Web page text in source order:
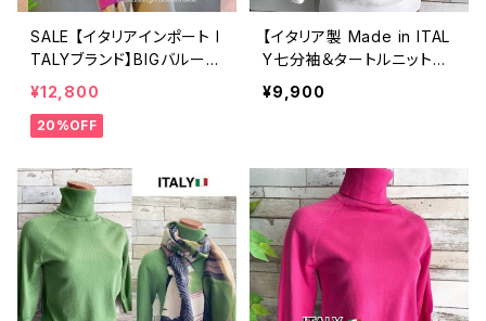
SALE 【イタリアインポート I
TALYブランド】BIGバルーン
長袖ニットセーター・トップ
ス/ピンク
¥12,800
20%OFF
【イタリア製 Made in ITAL
Y七分袖＆タートルニットセ
ーター】肌触り良いビスコー
ス ・トップス/ホワイト
¥9,900